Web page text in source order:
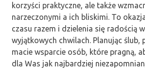
korzyści praktyczne, ale także
narzeczonymi a ich bliskimi. To
czasu razem i dzielenia się radością
wyjątkowych chwilach. Planując ślub,
macie wsparcie osób, które pragną,
dla Was jak najbardziej